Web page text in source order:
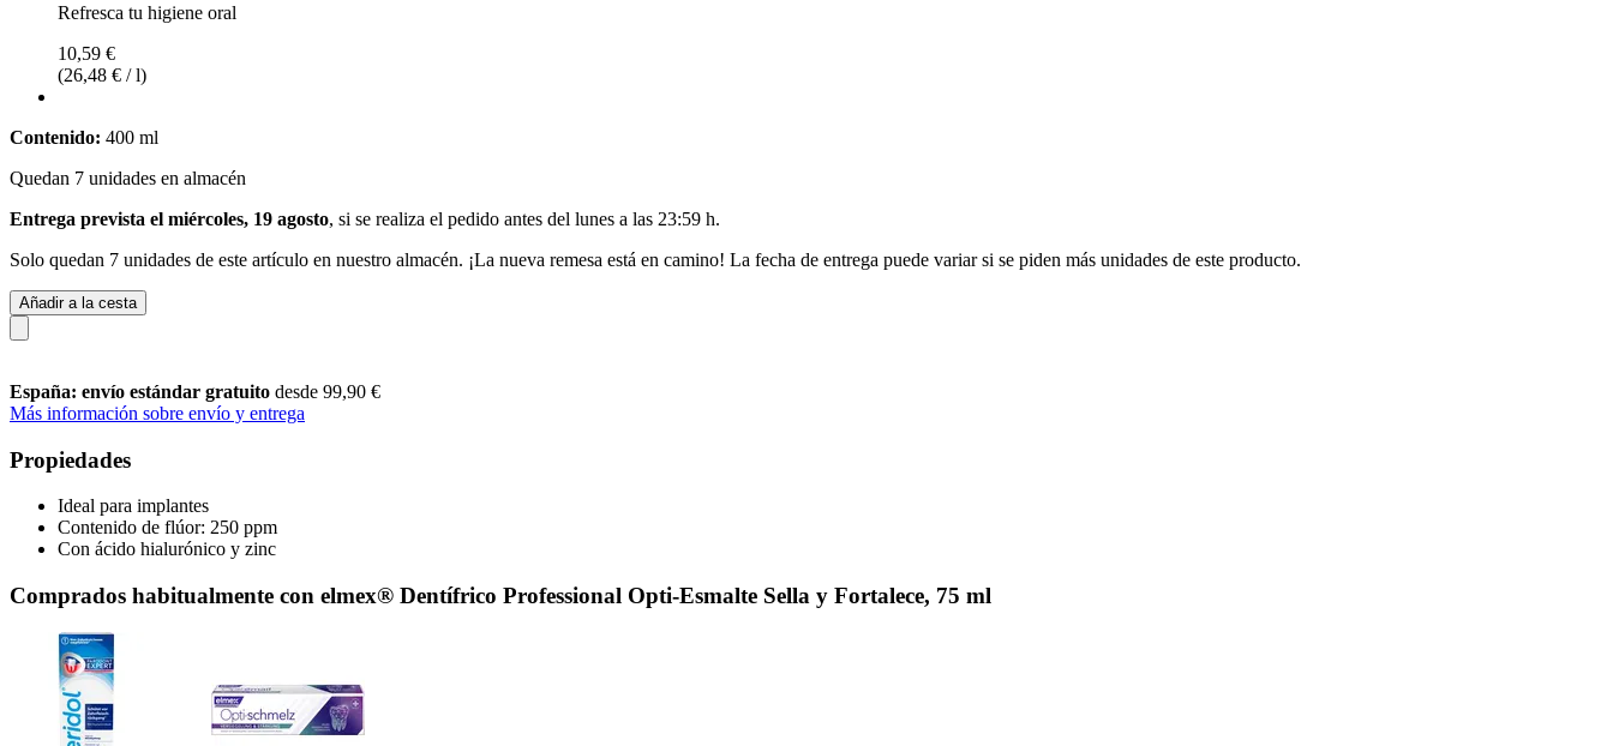
Refresca tu higiene oral
10,59 €
(26,48 € / l)
Contenido: 400 ml
Quedan 7 unidades en almacén
Entrega prevista el miércoles, 19 agosto, si se realiza el pedido antes del lunes a las 23:59 h.
Solo quedan 7 unidades de este artículo en nuestro almacén. ¡La nueva remesa está en camino! La fecha de entrega puede variar si se piden más unidades de este producto.
Añadir a la cesta
España: envío estándar gratuito desde 99,90 €
Más información sobre envío y entrega
Propiedades
Ideal para implantes
Contenido de flúor: 250 ppm
Con ácido hialurónico y zinc
Comprados habitualmente con elmex® Dentífrico Professional Opti-Esmalte Sella y Fortalece, 75 ml